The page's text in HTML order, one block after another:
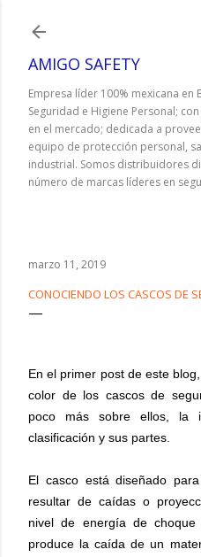
AMIGO SAFETY
Empresa líder 100% mexicana en
Seguridad e Higiene Personal;
en el mercado; dedicada a
equipo de protección personal,
industrial. Somos distribuidores
número de marcas líderes en
marzo 11, 2019
CONOCIENDO LOS CASCOS DE
En el primer post de este
color de los cascos de
poco más sobre ellos, la
clasificación y sus partes.
El casco está diseñado
resultar de caídas o
nivel de energía de
produce la caída de un